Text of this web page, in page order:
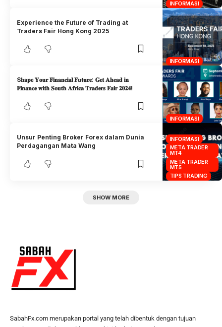
INFORMASI
INFORMASI
Experience the Future of Trading at
Traders Fair Hong Kong 2025
INFORMASI
S𝐡𝐚𝐩𝐞 𝐘𝐨𝐮𝐫 𝐅𝐢𝐧𝐚𝐧𝐜𝐢𝐚𝐥 𝐅𝐮𝐭𝐮𝐫𝐞: 𝐆𝐞𝐭 𝐀𝐡𝐞𝐚𝐝 𝐢𝐧
𝐅𝐢𝐧𝐚𝐧𝐜𝐞 𝐰𝐢𝐭𝐡 𝐒𝐨𝐮𝐭𝐡 𝐀𝐟𝐫𝐢𝐜𝐚 𝐓𝐫𝐚𝐝𝐞𝐫𝐬 𝐅𝐚𝐢𝐫 𝟐𝟎𝟐𝟒!
INFORMASI
META TRADER
MT4
META TRADER
MT5
TIPS TRADING
Unsur Penting Broker Forex dalam Dunia
Perdagangan Mata Wang
SHOW MORE
SabahFx.com merupakan portal yang telah dibentuk dengan tujuan